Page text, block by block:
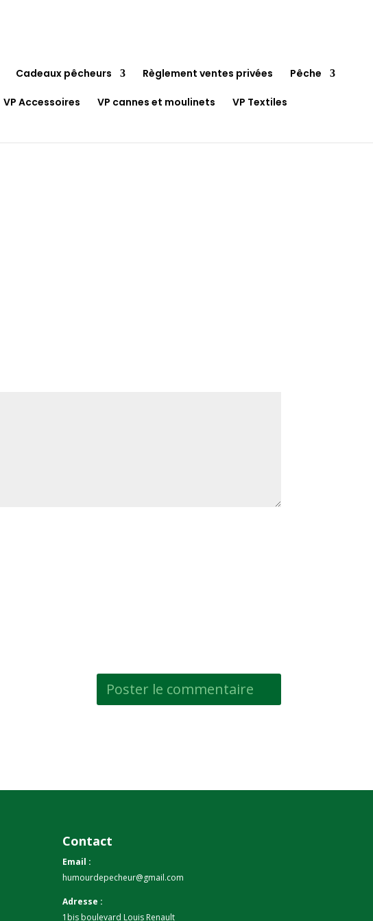
Cadeaux pêcheurs Règlement ventes privées Pêche
VP Accessoires VP cannes et moulinets VP Textiles
Contact
Email :
humourdepecheur@gmail.com
Adresse :
1bis boulevard Louis Renault